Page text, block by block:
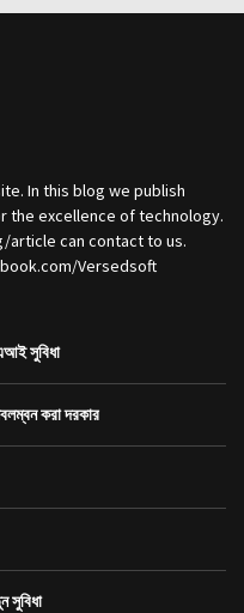
In this blog we publish
the excellence of technology.
article can contact to us.
Versedsoft
সুবিধা
করা দরকার
সুবিধা